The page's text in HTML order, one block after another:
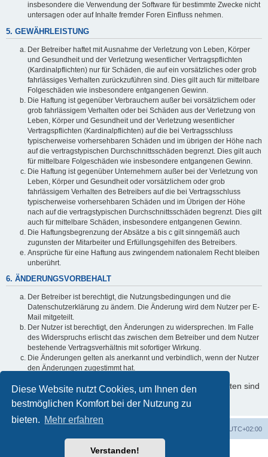
Diese Website nutzt Cookies, um Ihnen den
bestmöglichen Komfort bei der Nutzung zu
bieten. Mehr erfahren
Verstanden!
insbesondere die Verwendung der Software für bestimmte Zwecke nicht
untersagen oder auf Inhalte fremder Foren Einfluss nehmen.
5. GEWÄHRLEISTUNG
Der Betreiber haftet mit Ausnahme der Verletzung von Leben, Körper
und Gesundheit und der Verletzung wesentlicher Vertragspflichten
(Kardinalpflichten) nur für Schäden, die auf ein vorsätzliches oder grob
fahrlässiges Verhalten zurückzuführen sind. Dies gilt auch für mittelbare
Folgeschäden wie insbesondere entgangenen Gewinn.
Die Haftung ist gegenüber Verbrauchern außer bei vorsätzlichem oder
grob fahrlässigem Verhalten oder bei Schäden aus der Verletzung von
Leben, Körper und Gesundheit und der Verletzung wesentlicher
Vertragspflichten (Kardinalpflichten) auf die bei Vertragsschluss
typischerweise vorhersehbaren Schäden und im übrigen der Höhe nach
auf die vertragstypischen Durchschnittsschäden begrenzt. Dies gilt auch
für mittelbare Folgeschäden wie insbesondere entgangenen Gewinn.
Die Haftung ist gegenüber Unternehmern außer bei der Verletzung von
Leben, Körper und Gesundheit oder vorsätzlichem oder grob
fahrlässigem Verhalten des Betreibers auf die bei Vertragsschluss
typischerweise vorhersehbaren Schäden und im Übrigen der Höhe
nach auf die vertragstypischen Durchschnittsschäden begrenzt. Dies gilt
auch für mittelbare Schäden, insbesondere entgangenen Gewinn.
Die Haftungsbegrenzung der Absätze a bis c gilt sinngemäß auch
zugunsten der Mitarbeiter und Erfüllungsgehilfen des Betreibers.
Ansprüche für eine Haftung aus zwingendem nationalem Recht bleiben
unberührt.
6. ÄNDERUNGSVORBEHALT
Der Betreiber ist berechtigt, die Nutzungsbedingungen und die
Datenschutzerklärung zu ändern. Die Änderung wird dem Nutzer per E-
Mail mitgeteilt.
Der Nutzer ist berechtigt, den Änderungen zu widersprechen. Im Falle
des Widerspruchs erlischt das zwischen dem Betreiber und dem Nutzer
bestehende Vertragsverhältnis mit sofortiger Wirkung.
Die Änderungen gelten als anerkannt und verbindlich, wenn der Nutzer
den Änderungen zugestimmt hat.
Informationen über den Umgang mit Ihren persönlichen Daten sind
in der Datenschutzerklärung enthalten.
UTC+02:00
Powered byphpBB® Forum Software © phpBB Limited